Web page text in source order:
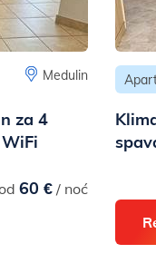
Medulin
za 4
60 €/ noć